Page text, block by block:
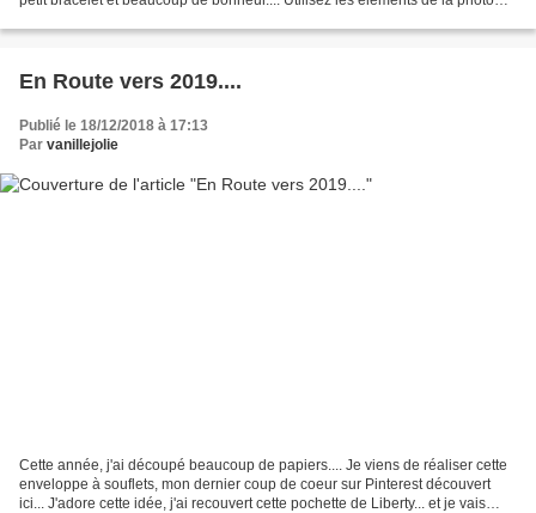
En Route vers 2019....
Publié le 18/12/2018 à 17:13
Par vanillejolie
Cette année, j'ai découpé beaucoup de papiers.... Je viens de réaliser cette
enveloppe à souflets, mon dernier coup de coeur sur Pinterest découvert
ici... J'adore cette idée, j'ai recouvert cette pochette de Liberty... et je vais